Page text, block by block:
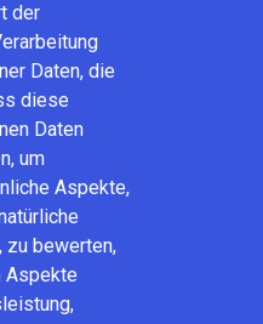
der
Daten, die
diese
Daten
um
Aspekte,
zu bewerten,
Aspekte